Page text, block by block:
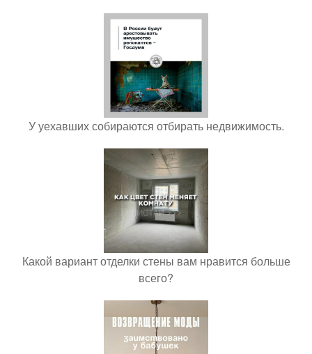
У уехавших собираются отбирать недвижимость.
Какой вариант отделки стены вам нравится больше
всего?